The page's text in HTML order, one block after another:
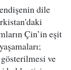
dile
Çin’in eşit
ve